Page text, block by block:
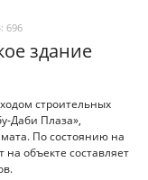
696
здание
строительных
Даби Плаза»,
По состоянию на
объекте составляет